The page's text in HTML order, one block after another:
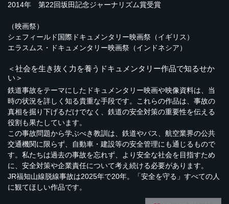
2014年 第22回坂田記念ジャーナリズム賞受賞
（映画祭）
シェフィールド国際ドキュメンタリー映画祭（イギリス）
エラスムス・ドキュメンタリー映画祭（インドネシア）
＜社会を生き抜く力を養うドキュメンタリー作品で知るせか
い＞
鉄道事故をテーマにしたドキュメンタリー映画や映像資料は、当
時の状況を詳しく知る貴重な手段です。これらの作品は、事故の
真相を掘り下げるだけでなく、鉄道の安全対策の重要性を伝える
役割も果たしています。
この事故問題から学ぶべき教訓は、鉄道やバス、航空業界の公共
交通機関に限らず、自動車・建設等の安全管理にも通じるもので
す。私たちは過去の事故を忘れず、より安全な社会を目指すため
に、安全対策や企業責任について考え続ける必要があります。
JR福知山線脱線事故は2025年で20年。「安全を守る」すべての人
に観てほしい作品です。